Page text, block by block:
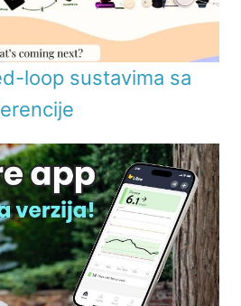
loop sustavima sa